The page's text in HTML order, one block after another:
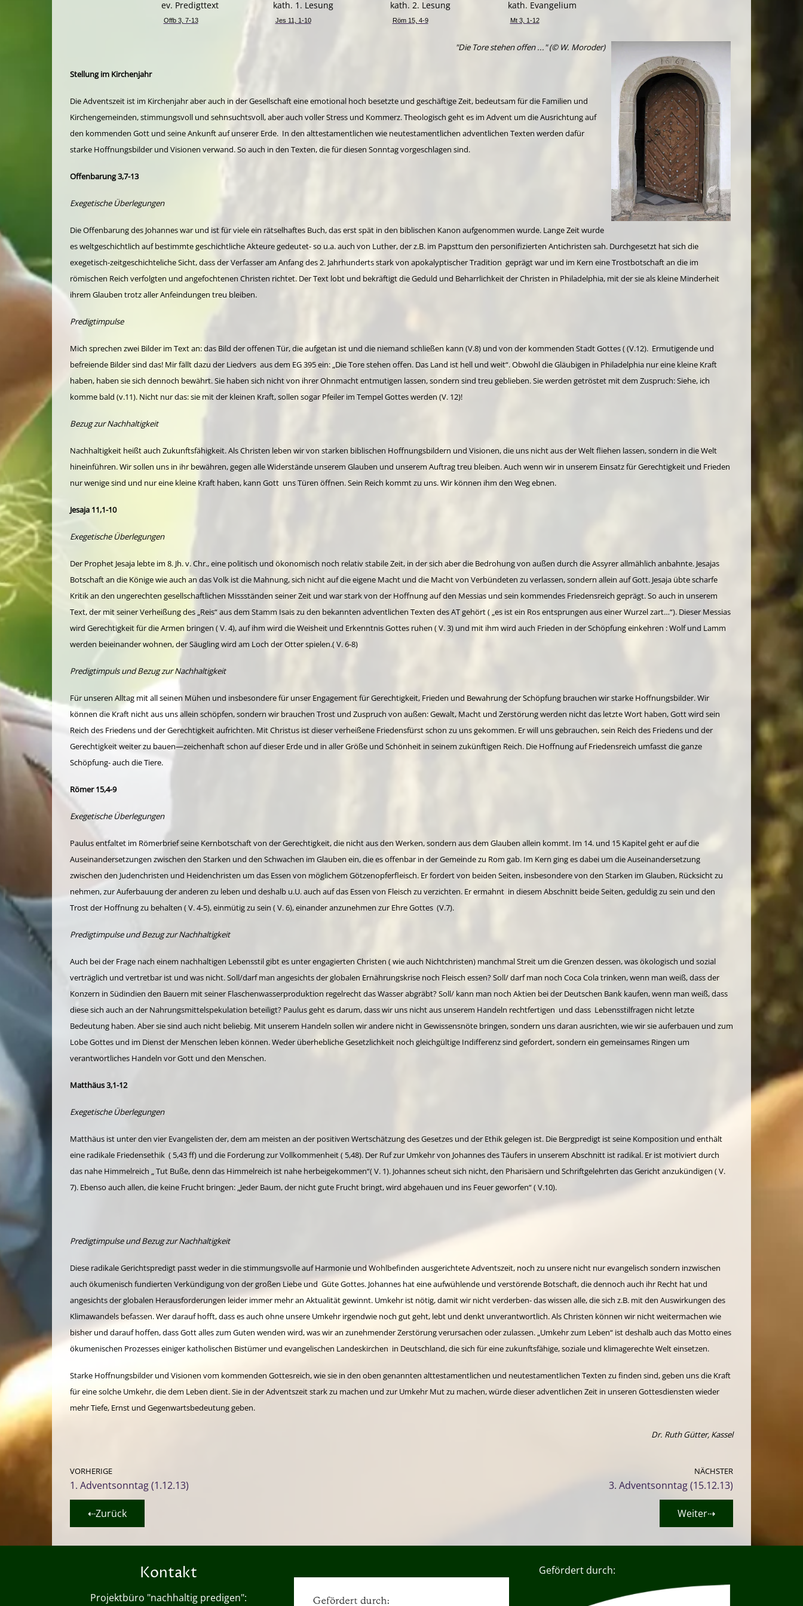
ev. Predigttext kath. 1. Lesung kath. 2. Lesung kath. Evangelium
Offb 3, 7-13 Jes 11, 1-10 Röm 15, 4-9 Mt 3, 1-12
"Die Tore stehen offen ..."(© W. Moroder)
Stellung im Kirchenjahr
Die Adventszeit ist im Kirchenjahr aber auch in der Gesellschaft eine emotional hoch besetzte und geschäftige Zeit, bedeutsam für die Familien und
Kirchengemeinden, stimmungsvoll und sehnsuchtsvoll, aber auch voller Stress und Kommerz. Theologisch geht es im Advent um die Ausrichtung auf
den kommenden Gott und seine Ankunft auf unserer Erde. In den alttestamentlichen wie neutestamentlichen adventlichen Texten werden dafür
starke Hoffnungsbilder und Visionen verwand. So auch in den Texten, die für diesen Sonntag vorgeschlagen sind.
Offenbarung 3,7-13
Exegetische Überlegungen
Die Offenbarung des Johannes war und ist für viele ein rätselhaftes Buch, das erst spät in den biblischen Kanon aufgenommen wurde. Lange Zeit wurde
es weltgeschichtlich auf bestimmte geschichtliche Akteure gedeutet- so u.a. auch von Luther, der z.B. im Papsttum den personifizierten Antichristen sah. Durchgesetzt hat sich die
exegetisch-zeitgeschichteliche Sicht, dass der Verfasser am Anfang des 2. Jahrhunderts stark von apokalyptischer Tradition geprägt war und im Kern eine Trostbotschaft an die im
römischen Reich verfolgten und angefochtenen Christen richtet. Der Text lobt und bekräftigt die Geduld und Beharrlichkeit der Christen in Philadelphia, mit der sie als kleine Minderheit
ihrem Glauben trotz aller Anfeindungen treu bleiben.
Predigtimpulse
Mich sprechen zwei Bilder im Text an: das Bild der offenen Tür, die aufgetan ist und die niemand schließen kann (V.8) und von der kommenden Stadt Gottes ( (V.12). Ermutigende und
befreiende Bilder sind das! Mir fällt dazu der Liedvers aus dem EG 395 ein: „Die Tore stehen offen. Das Land ist hell und weit“. Obwohl die Gläubigen in Philadelphia nur eine kleine Kraft
haben, haben sie sich dennoch bewährt. Sie haben sich nicht von ihrer Ohnmacht entmutigen lassen, sondern sind treu geblieben. Sie werden getröstet mit dem Zuspruch: Siehe, ich
komme bald (v.11). Nicht nur das: sie mit der kleinen Kraft, sollen sogar Pfeiler im Tempel Gottes werden (V. 12)!
Bezug zur Nachhaltigkeit
Nachhaltigkeit heißt auch Zukunftsfähigkeit. Als Christen leben wir von starken biblischen Hoffnungsbildern und Visionen, die uns nicht aus der Welt fliehen lassen, sondern in die Welt
hineinführen. Wir sollen uns in ihr bewähren, gegen alle Widerstände unserem Glauben und unserem Auftrag treu bleiben. Auch wenn wir in unserem Einsatz für Gerechtigkeit und Frieden
nur wenige sind und nur eine kleine Kraft haben, kann Gott uns Türen öffnen. Sein Reich kommt zu uns. Wir können ihm den Weg ebnen.
Jesaja 11,1-10
Exegetische Überlegungen
Der Prophet Jesaja lebte im 8. Jh. v. Chr., eine politisch und ökonomisch noch relativ stabile Zeit, in der sich aber die Bedrohung von außen durch die Assyrer allmählich anbahnte. Jesajas
Botschaft an die Könige wie auch an das Volk ist die Mahnung, sich nicht auf die eigene Macht und die Macht von Verbündeten zu verlassen, sondern allein auf Gott. Jesaja übte scharfe
Kritik an den ungerechten gesellschaftlichen Missständen seiner Zeit und war stark von der Hoffnung auf den Messias und sein kommendes Friedensreich geprägt. So auch in unserem
Text, der mit seiner Verheißung des „Reis“ aus dem Stamm Isais zu den bekannten adventlichen Texten des AT gehört ( „es ist ein Ros entsprungen aus einer Wurzel zart…“). Dieser Messias
wird Gerechtigkeit für die Armen bringen ( V. 4), auf ihm wird die Weisheit und Erkenntnis Gottes ruhen ( V. 3) und mit ihm wird auch Frieden in der Schöpfung einkehren : Wolf und Lamm
werden beieinander wohnen, der Säugling wird am Loch der Otter spielen.( V. 6-8)
Predigtimpuls und Bezug zur Nachhaltigkeit
Für unseren Alltag mit all seinen Mühen und insbesondere für unser Engagement für Gerechtigkeit, Frieden und Bewahrung der Schöpfung brauchen wir starke Hoffnungsbilder. Wir
können die Kraft nicht aus uns allein schöpfen, sondern wir brauchen Trost und Zuspruch von außen: Gewalt, Macht und Zerstörung werden nicht das letzte Wort haben, Gott wird sein
Reich des Friedens und der Gerechtigkeit aufrichten. Mit Christus ist dieser verheißene Friedensfürst schon zu uns gekommen. Er will uns gebrauchen, sein Reich des Friedens und der
Gerechtigkeit weiter zu bauen—zeichenhaft schon auf dieser Erde und in aller Größe und Schönheit in seinem zukünftigen Reich. Die Hoffnung auf Friedensreich umfasst die ganze
Schöpfung- auch die Tiere.
Römer 15,4-9
Exegetische Überlegungen
Paulus entfaltet im Römerbrief seine Kernbotschaft von der Gerechtigkeit, die nicht aus den Werken, sondern aus dem Glauben allein kommt. Im 14. und 15 Kapitel geht er auf die
Auseinandersetzungen zwischen den Starken und den Schwachen im Glauben ein, die es offenbar in der Gemeinde zu Rom gab. Im Kern ging es dabei um die Auseinandersetzung
zwischen den Judenchristen und Heidenchristen um das Essen von möglichem Götzenopferfleisch. Er fordert von beiden Seiten, insbesondere von den Starken im Glauben, Rücksicht zu
nehmen, zur Auferbauung der anderen zu leben und deshalb u.U. auch auf das Essen von Fleisch zu verzichten. Er ermahnt in diesem Abschnitt beide Seiten, geduldig zu sein und den
Trost der Hoffnung zu behalten ( V. 4-5), einmütig zu sein ( V. 6), einander anzunehmen zur Ehre Gottes (V.7).
Predigtimpulse und Bezug zur Nachhaltigkeit
Auch bei der Frage nach einem nachhaltigen Lebensstil gibt es unter engagierten Christen ( wie auch Nichtchristen) manchmal Streit um die Grenzen dessen, was ökologisch und sozial
verträglich und vertretbar ist und was nicht. Soll/darf man angesichts der globalen Ernährungskrise noch Fleisch essen? Soll/ darf man noch Coca Cola trinken, wenn man weiß, dass der
Konzern in Südindien den Bauern mit seiner Flaschenwasserproduktion regelrecht das Wasser abgräbt? Soll/ kann man noch Aktien bei der Deutschen Bank kaufen, wenn man weiß, dass
diese sich auch an der Nahrungsmittelspekulation beteiligt? Paulus geht es darum, dass wir uns nicht aus unserem Handeln rechtfertigen und dass Lebensstilfragen nicht letzte
Bedeutung haben. Aber sie sind auch nicht beliebig. Mit unserem Handeln sollen wir andere nicht in Gewissensnöte bringen, sondern uns daran ausrichten, wie wir sie auferbauen und zum
Lobe Gottes und im Dienst der Menschen leben können. Weder überhebliche Gesetzlichkeit noch gleichgültige Indifferenz sind gefordert, sondern ein gemeinsames Ringen um
verantwortliches Handeln vor Gott und den Menschen.
Matthäus 3,1-12
Exegetische Überlegungen
Matthäus ist unter den vier Evangelisten der, dem am meisten an der positiven Wertschätzung des Gesetzes und der Ethik gelegen ist. Die Bergpredigt ist seine Komposition und enthält
eine radikale Friedensethik ( 5,43 ff) und die Forderung zur Vollkommenheit ( 5,48). Der Ruf zur Umkehr von Johannes des Täufers in unserem Abschnitt ist radikal. Er ist motiviert durch
das nahe Himmelreich „ Tut Buße, denn das Himmelreich ist nahe herbeigekommen“( V. 1). Johannes scheut sich nicht, den Pharisäern und Schriftgelehrten das Gericht anzukündigen ( V.
7). Ebenso auch allen, die keine Frucht bringen: „Jeder Baum, der nicht gute Frucht bringt, wird abgehauen und ins Feuer geworfen“ ( V.10).
Predigtimpulse und Bezug zur Nachhaltigkeit
Diese radikale Gerichtspredigt passt weder in die stimmungsvolle auf Harmonie und Wohlbefinden ausgerichtete Adventszeit, noch zu unsere nicht nur evangelisch sondern inzwischen
auch ökumenisch fundierten Verkündigung von der großen Liebe und Güte Gottes. Johannes hat eine aufwühlende und verstörende Botschaft, die dennoch auch ihr Recht hat und
angesichts der globalen Herausforderungen leider immer mehr an Aktualität gewinnt. Umkehr ist nötig, damit wir nicht verderben- das wissen alle, die sich z.B. mit den Auswirkungen des
Klimawandels befassen. Wer darauf hofft, dass es auch ohne unsere Umkehr irgendwie noch gut geht, lebt und denkt unverantwortlich. Als Christen können wir nicht weitermachen wie
bisher und darauf hoffen, dass Gott alles zum Guten wenden wird, was wir an zunehmender Zerstörung verursachen oder zulassen. „Umkehr zum Leben“ ist deshalb auch das Motto eines
ökumenischen Prozesses einiger katholischen Bistümer und evangelischen Landeskirchen in Deutschland, die sich für eine zukunftsfähige, soziale und klimagerechte Welt einsetzen.
Starke Hoffnungsbilder und Visionen vom kommenden Gottesreich, wie sie in den oben genannten alttestamentlichen und neutestamentlichen Texten zu finden sind, geben uns die Kraft
für eine solche Umkehr, die dem Leben dient. Sie in der Adventszeit stark zu machen und zur Umkehr Mut zu machen, würde dieser adventlichen Zeit in unseren Gottesdiensten wieder
mehr Tiefe, Ernst und Gegenwartsbedeutung geben.
Dr. Ruth Gütter, Kassel
VORHERIGE
1. Adventsonntag (1.12.13)
NÄCHSTER
3. Adventsonntag (15.12.13)
⇠Zurück Weiter⇢
Kontakt
Projektbüro "nachhaltig predigen":
Gefördert durch: